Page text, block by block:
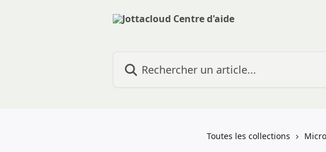
Toutes les collections